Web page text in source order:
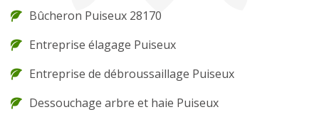
Bûcheron Puiseux 28170
Entreprise élagage Puiseux
Entreprise de débroussaillage Puiseux
Dessouchage arbre et haie Puiseux